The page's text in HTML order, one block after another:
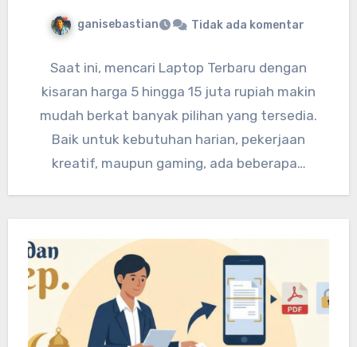
ganisebastian Tidak ada komentar
Saat ini, mencari Laptop Terbaru dengan
kisaran harga 5 hingga 15 juta rupiah makin
mudah berkat banyak pilihan yang tersedia.
Baik untuk kebutuhan harian, pekerjaan
kreatif, maupun gaming, ada beberapa…